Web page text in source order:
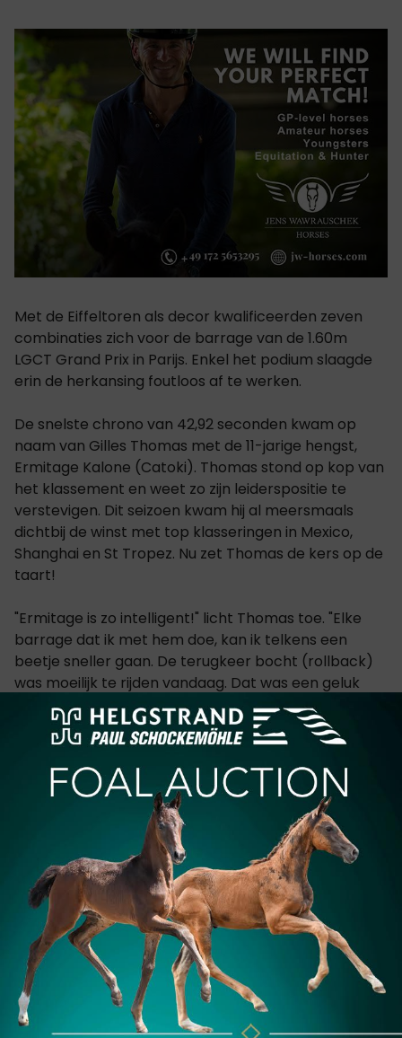
Met de Eiffeltoren als decor kwalificeerden zeven
combinaties zich voor de barrage van de 1.60m
LGCT Grand Prix in Parijs. Enkel het podium slaagde
erin de herkansing foutloos af te werken.
De snelste chrono van 42,92 seconden kwam op
naam van Gilles Thomas met de 11-jarige hengst,
Ermitage Kalone (Catoki). Thomas stond op kop van
het klassement en weet zo zijn leiderspositie te
verstevigen. Dit seizoen kwam hij al meersmaals
dichtbij de winst met top klasseringen in Mexico,
Shanghai en St Tropez. Nu zet Thomas de kers op de
taart!
"Ermitage is zo intelligent!" licht Thomas toe. "Elke
barrage dat ik met hem doe, kan ik telkens een
beetje sneller gaan. De terugkeer bocht (rollback)
was moeilijk te rijden vandaag. Dat was een geluk
met Ermitage, want zijn voorbeen is uitermate goed.
Ik kan dus kort op de sprong komen. Het gevoel was
zo goed! Hoe dichter ik bij de sprong kwam, hoe
meer hij zich liet merken!"
"Vandaag is het echt hoe erg aan het denken was
over mijn leiderspositie. Die band om mijn
rechterarm heeft me echt gemotiveerd om er voor
te gaan. Dus vandaag reed ik echt voor de winst!"
Het paar dook zo net geen twee seconden onder de
chrono van Lillie Keenan met de 15-jarige KWPN-ruin,
Fasther. Ook Denis Lynch noteerde een sterk
optreden! Samen met Mr Boombastic (Vigo Cece)
sprong Lynch foutloos naar de derde plaats.